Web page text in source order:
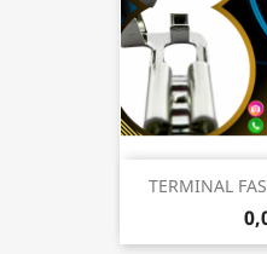
TERMINAL